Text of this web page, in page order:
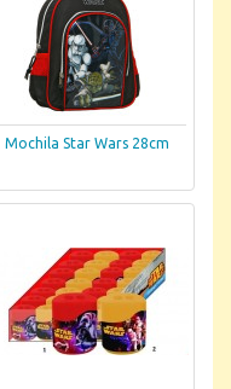
Mochila Star Wars 28cm